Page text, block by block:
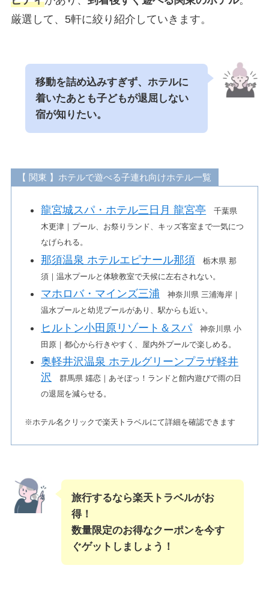
厳選して、5軒に絞り紹介していきます。
移動を詰め込みすぎず、ホテルに
着いたあとも子どもが退屈しない
宿が知りたい。
【 関東 】ホテルで遊べる子連れ向けホテル一覧
龍宮城スパ・ホテル三日月 龍宮亭 千葉県
木更津｜プール、お祭りランド、キッズ客室まで一気につ
なげられる。
那須温泉 ホテルエピナール那須 栃木県 那
須｜温水プールと体験教室で天候に左右されない。
マホロバ・マインズ三浦 神奈川県 三浦海岸｜
温水プールと幼児プールがあり、駅からも近い。
ヒルトン小田原リゾート＆スパ 神奈川県 小
田原｜都心から行きやすく、屋内外プールで楽しめる。
奥軽井沢温泉 ホテルグリーンプラザ軽井
沢
群馬県 嬬恋｜あそぼっ！ランドと館内遊びで雨の日
の退屈を減らせる。
※ホテル名クリックで楽天トラベルにて詳細を確認できます
旅行するなら楽天トラベルがお
得！
数量限定のお得なクーポンを今す
ぐゲットしましょう！